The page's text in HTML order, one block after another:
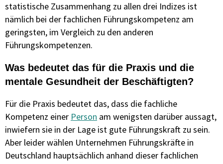
statistische Zusammenhang zu allen drei Indizes ist
nämlich bei der fachlichen Führungskompetenz am
geringsten, im Vergleich zu den anderen
Führungskompetenzen.
Was bedeutet das für die Praxis und die
mentale Gesundheit der Beschäftigten?
Für die Praxis bedeutet das, dass die fachliche
Kompetenz einer Person am wenigsten darüber aussagt,
inwiefern sie in der Lage ist gute Führungskraft zu sein.
Aber leider wählen Unternehmen Führungskräfte in
Deutschland hauptsächlich anhand dieser fachlichen